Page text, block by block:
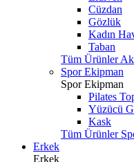
Cüzdan
Gözlük
Kadın
Taban
Tüm Ürünler
Spor Ekipman
Spor Ekipman
Pilates
Yüzücü
Kask
Tüm Ürünler
Erkek
Erkek